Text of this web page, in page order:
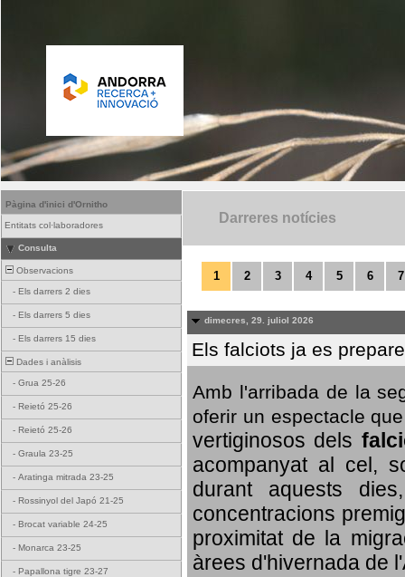
Pàgina d'inici d'Ornitho
Entitats col·laboradores
Consulta
Observacions
- Els darrers 2 dies
- Els darrers 5 dies
- Els darrers 15 dies
Dades i anàlisis
- Grua 25-26
- Reietó 25-26
- Reietó 25-26
- Graula 23-25
- Aratinga mitrada 23-25
- Rossinyol del Japó 21-25
- Brocat variable 24-25
- Monarca 23-25
- Papallona tigre 23-27
Darreres notícies
1 2 3 4 5 6 7
dimecres, 29. juliol 2026
Els falciots ja es
Amb l'arribada de la
oferir un espectacle
vertiginosos dels
acompanyat al cel,
durant aquests
concentracions
proximitat de la
àrees d'hivernada de